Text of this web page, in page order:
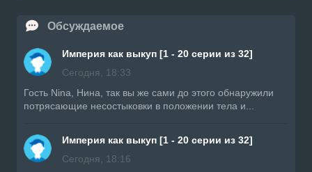
Обсуждаемое
Империя как выкуп [1 - 20 серии из 32]
Сегодня, 18:33
Гость Nina, Нина, так вы же сами до этого обнаружили
потрясающие несостыковки в положении тела и...
Империя как выкуп [1 - 20 серии из 32]
Сегодня, 18:16